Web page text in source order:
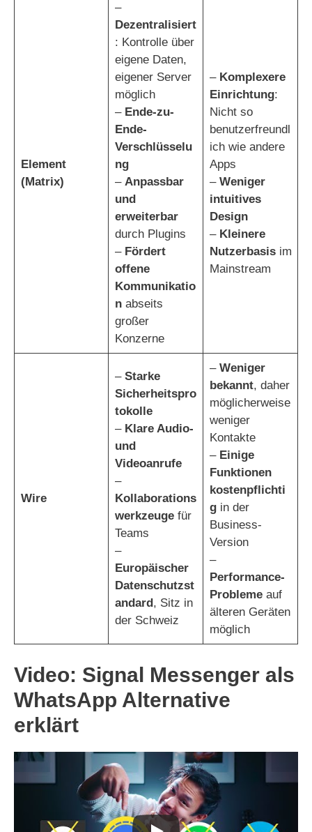
Element
(Matrix)
–
Dezentralisiert
: Kontrolle über
eigene Daten,
eigener Server
möglich
– Ende-zu-
Ende-
Verschlüsselu
ng
– Anpassbar
und
erweiterbar
durch Plugins
– Fördert
offene
Kommunikatio
nabseits
großer
Konzerne
– Komplexere
Einrichtung:
Nicht so
benutzerfreundl
ich wie andere
Apps
– Weniger
intuitives
Design
– Kleinere
Nutzerbasisim
Mainstream
Wire
– Starke
Sicherheitspro
tokolle
– Klare Audio-
und
Videoanrufe
–
Kollaborations
werkzeugefür
Teams
–
Europäischer
Datenschutzst
andard, Sitz in
der Schweiz
– Weniger
bekannt, daher
möglicherweise
weniger
Kontakte
– Einige
Funktionen
kostenpflichti
gin der
Business-
Version
–
Performance-
Problemeauf
älteren Geräten
möglich
Video: Signal Messenger als
WhatsApp Alternative
erklärt